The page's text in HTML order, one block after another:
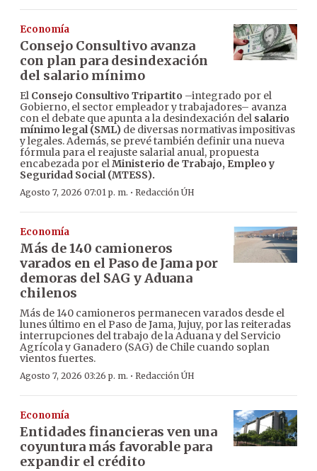
Economía
Consejo Consultivo avanza
con plan para desindexación
del salario mínimo
El Consejo Consultivo Tripartito –integrado por el
Gobierno, el sector empleador y trabajadores– avanza
con el debate que apunta a la desindexación del salario
mínimo legal (SML) de diversas normativas impositivas
y legales. Además, se prevé también definir una nueva
fórmula para el reajuste salarial anual, propuesta
encabezada por elMinisterio de Trabajo, Empleo y
Seguridad Social (MTESS).
Agosto 7, 2026 07:01 p. m. · Redacción ÚH
Economía
Más de 140 camioneros
varados en el Paso de Jama por
demoras del SAG y Aduana
chilenos
Más de 140 camioneros permanecen varados desde el
lunes último en el Paso de Jama, Jujuy, por las reiteradas
interrupciones del trabajo de la Aduana y del Servicio
Agrícola y Ganadero (SAG) de Chile cuando soplan
vientos fuertes.
Agosto 7, 2026 03:26 p. m. · Redacción ÚH
Economía
Entidades financieras ven una
coyuntura más favorable para
expandir el crédito